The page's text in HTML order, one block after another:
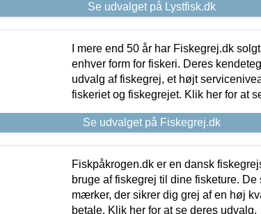
Se udvalget på Lystfisk.dk
I mere end 50 år har Fiskegrej.dk
enhver form for fiskeri. Deres
udvalg af fiskegrej, et højt
fiskeriet og fiskegrejet. Klik her for at
Se udvalget på Fiskegrej.dk
Fiskpåkrogen.dk er en dansk
bruge af fiskegrej til dine fisketure.
mærker, der sikrer dig grej af en høj
betale. Klik her for at se deres udvalg.